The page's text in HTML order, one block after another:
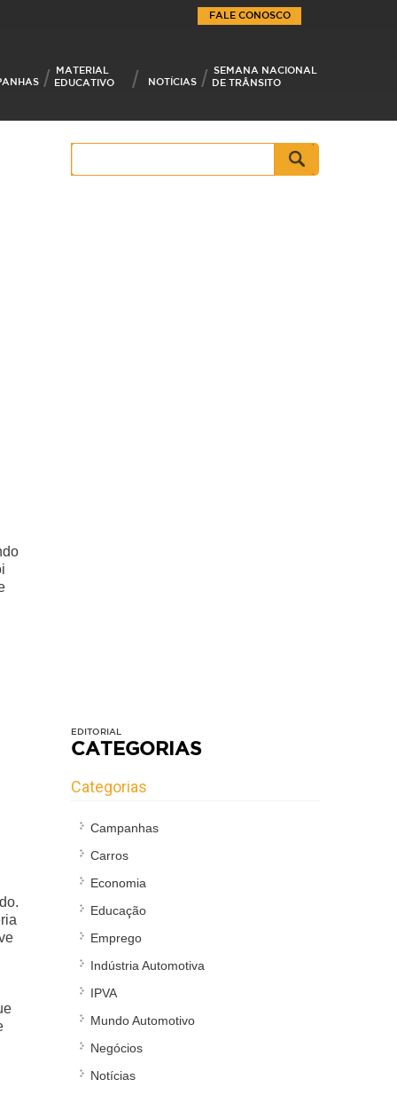
MATERIAL
EDUCATIVO
NOTÍCIAS
SEMANA NACIONAL
DE TRÂNSITO
FALE CONOSCO
Pesquisar
por:
EDITORIAL
CATEGORIAS
Categorias
Campanhas
Carros
Economia
Educação
Emprego
Indústria Automotiva
IPVA
Mundo Automotivo
Negócios
Notícias